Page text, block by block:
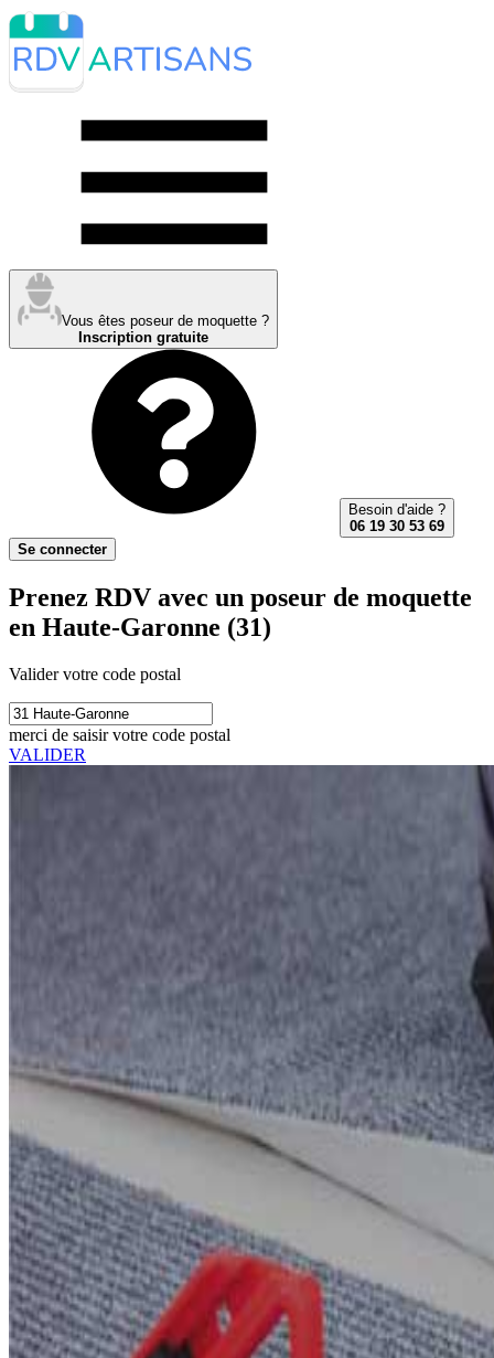
Vous êtes poseur de moquette ?
Inscription gratuite
Besoin d'aide ?
06 19 30 53 69
Se connecter
Prenez RDV avec un poseur de moquette
en Haute-Garonne (31)
Valider votre code postal
merci de saisir votre code postal
VALIDER